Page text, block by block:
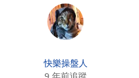
快樂操盤人